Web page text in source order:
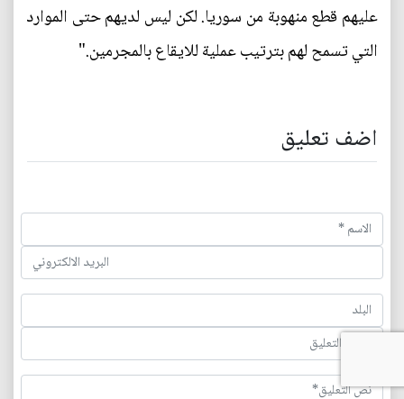
عليهم قطع منهوبة من سوريا. لكن ليس لديهم حتى الموارد
التي تسمح لهم بترتيب عملية للايقاع بالمجرمين."
اضف تعليق